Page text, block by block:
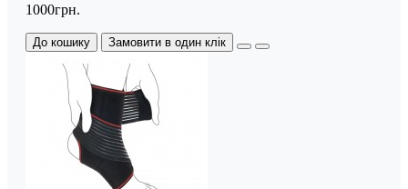
1000грн.
До кошику Замовити в один клік